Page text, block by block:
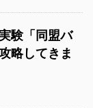
験「同盟バ
略してきま